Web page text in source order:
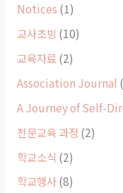
Notices (1)
교사초빙 (10)
교육자료(2)
Association Journal
A Journey of Self-
전문교육 과정 (2)
학교소식 (2)
학교행사(8)